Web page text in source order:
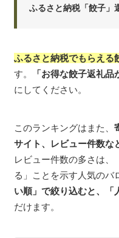
ふるさと納税「餃子」
ふるさと納税でもらえる
す。
「お得な餃子返礼品
にしてください。
このランキングはまた、
サイト、レビュー件数な
レビュー件数の多さは、
る」ことを示す人気のバ
い順」で絞り込むと、「
だけます。